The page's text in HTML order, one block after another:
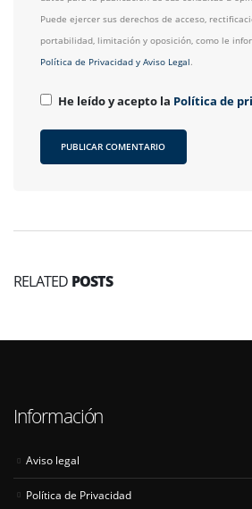
Puede ejercer sus derechos de acceso,
portabilidad, limitación y oposición, como le
Política de Privacidad y Aviso Legal.
He leído y acepto la Política de
RELATED POSTS
Información
Aviso legal
Política de Privacidad